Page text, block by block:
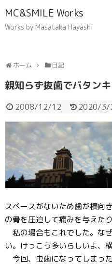
MC&SMILE Works
Works by Masataka Hayashi
ホーム 日記
親知らず抜歯でバタン
2008/12/12 2020/3/
スペースがないため歯が横向
の骨を圧迫して痛みを与えた
私の場合もこれでした。な
い。けっこう多いらしいよ、
今回、虫歯になってしまっ